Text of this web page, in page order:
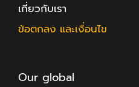
เกี่ยวกับเรา
ข้อตกลง และเงื่อนไข
Our global